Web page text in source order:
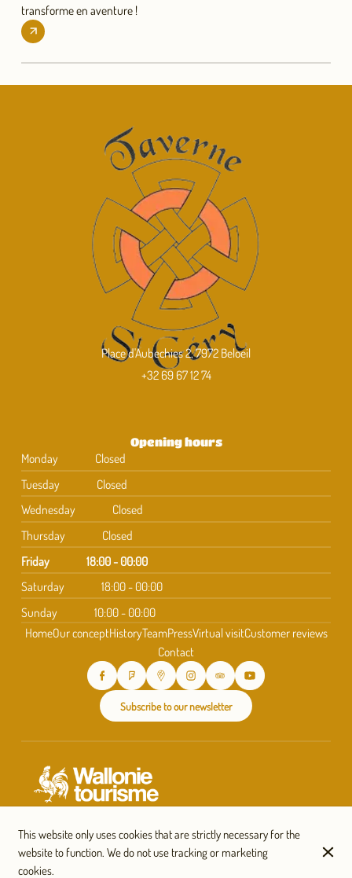
transforme en aventure !
Place d'Aubechies 2, 7972 Beloeil
+32 69 67 12 74
Opening hours
Monday
Closed
Tuesday
Closed
Wednesday
Closed
Thursday
Closed
Friday
18:00 - 00:00
Saturday
18:00 - 00:00
Sunday
10:00 - 00:00
HomeOur conceptHistoryTeamPressVirtual visitCustomer reviews
Contact
Subscribe to our newsletter
This website only uses cookies that are strictly necessary for the
website to function. We do not use tracking or marketing
cookies.